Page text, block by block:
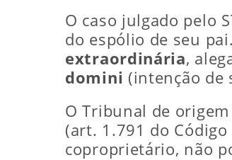
O caso julgado pelo
do espólio de seu
extraordinária,
domini (intenção de
O Tribunal de
(art. 1.791 do
coproprietário, não